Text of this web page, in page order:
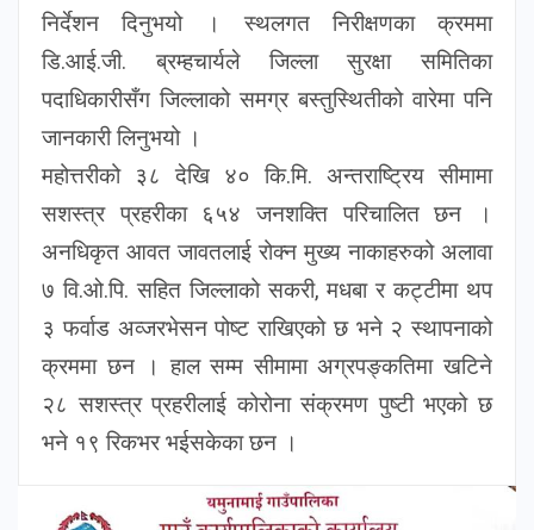
निर्देशन दिनुभयो । स्थलगत निरीक्षणका क्रममा
डि.आई.जी. ब्रम्हचार्यले जिल्ला सुरक्षा समितिका
पदाधिकारीसँग जिल्लाको समग्र बस्तुस्थितीको वारेमा पनि
जानकारी लिनुभयो ।
महोत्तरीको ३८ देखि ४० कि.मि. अन्तराष्ट्रिय सीमामा
सशस्त्र प्रहरीका ६५४ जनशक्ति परिचालित छन ।
अनधिकृत आवत जावतलाई रोक्न मुख्य नाकाहरुको अलावा
७ वि.ओ.पि. सहित जिल्लाको सकरी, मधबा र कट्टीमा थप
३ फर्वाड अव्जरभेसन पोष्ट राखिएको छ भने २ स्थापनाको
क्रममा छन । हाल सम्म सीमामा अग्रपङ्कतिमा खटिने
२८ सशस्त्र प्रहरीलाई कोरोना संक्रमण पुष्टी भएको छ
भने १९ रिकभर भईसकेका छन ।